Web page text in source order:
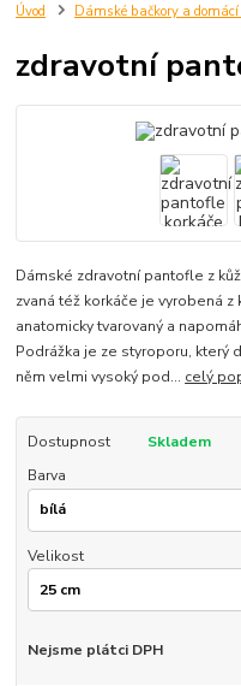
Úvod Dámské bačkory a
zdravotní
Dámské zdravotní pantofle z
zvaná též korkáče je vyrobená
anatomicky tvarovaný a
Podrážka je ze styroporu,
něm velmi vysoký pod... celý
Dostupnost
Skladem
Barva
Velikost
Nejsme plátci DPH